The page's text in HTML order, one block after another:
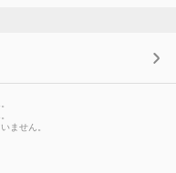
ません。